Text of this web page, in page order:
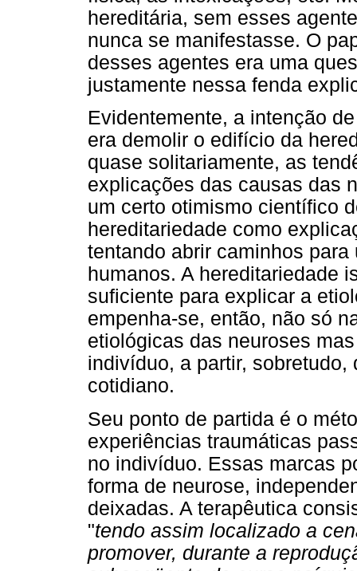
hereditária, sem esses
nunca se manifestasse. O
desses agentes era uma
justamente nessa fenda
Evidentemente, a intenção
era demolir o edifício da
quase solitariamente, as
explicações das causas das
um certo otimismo científico
hereditariedade como
tentando abrir caminhos
humanos. A hereditariedade
suficiente para explicar a
empenha-se, então, não só
etiológicas das neuroses
indivíduo, a partir,
cotidiano.
Seu ponto de partida é o
experiências traumáticas
no indivíduo. Essas marcas
forma de neurose,
deixadas. A terapêutica
"tendo assim localizado a
promover, durante a